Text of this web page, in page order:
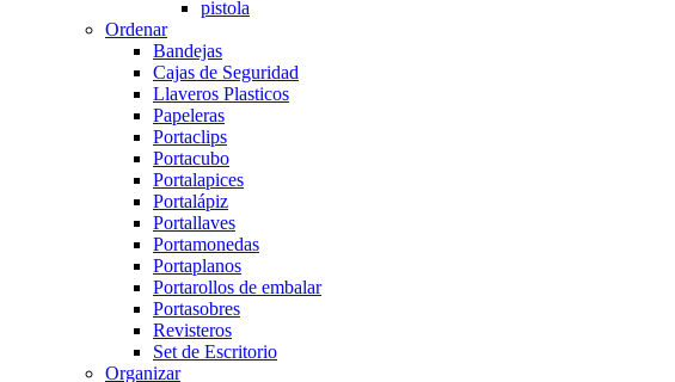
pistola
Ordenar
Bandejas
Cajas de Seguridad
Llaveros Plasticos
Papeleras
Portaclips
Portacubo
Portalapices
Portalápiz
Portallaves
Portamonedas
Portaplanos
Portarollos de embalar
Portasobres
Revisteros
Set de Escritorio
Organizar